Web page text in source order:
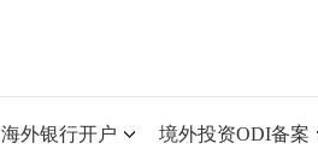
海外银行开户 境外投资ODI备案